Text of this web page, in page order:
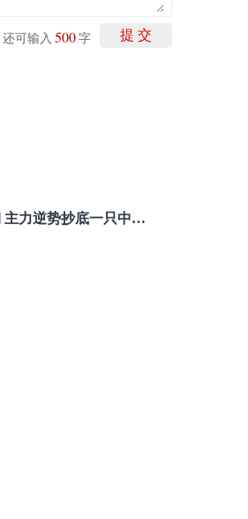
提 交
还可输入 500 字
重磅利好刺激叠加估值修复预期 主力逆势抄底一只中药龙头股